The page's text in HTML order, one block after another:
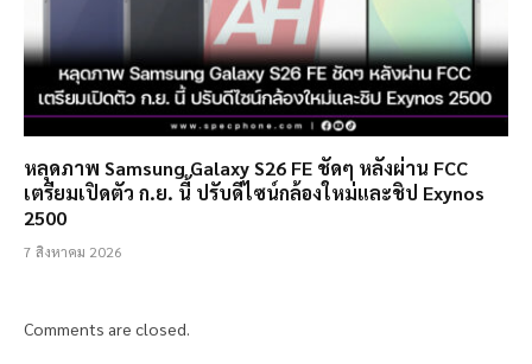
หลุดภาพ Samsung Galaxy S26 FE ชัดๆ หลังผ่าน FCC
เตรียมเปิดตัว ก.ย. นี้ ปรับดีไซน์กล้องใหม่และชิป Exynos
2500
7 สิงหาคม 2026
Comments are closed.